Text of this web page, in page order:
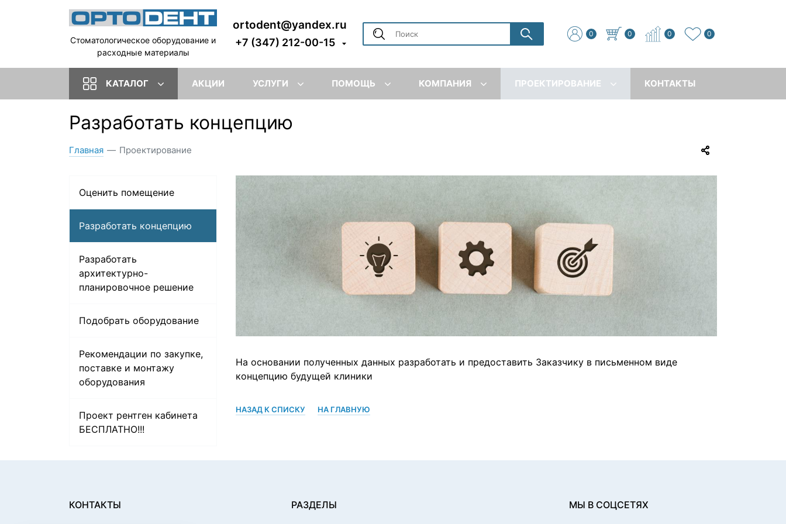
Стоматологическое оборудование и
расходные материалы
ortodent@yandex.ru
+7 (347) 212-00-15
0 0 0 0
КАТАЛОГ АКЦИИ УСЛУГИ ПОМОЩЬ КОМПАНИЯ ПРОЕКТИРОВАНИЕ КОНТАКТЫ
Разработать концепцию
Главная — Проектирование
Оценить помещение
Разработать концепцию
Разработать
архитектурно-
планировочное решение
Подобрать оборудование
Рекомендации по закупке,
поставке и монтажу
оборудования
Проект рентген кабинета
БЕСПЛАТНО!!!
На основании полученных данных разработать и предоставить Заказчику в письменном виде
концепцию будущей клиники
НАЗАД К СПИСКУ НА ГЛАВНУЮ
КОНТАКТЫ РАЗДЕЛЫ МЫ В СОЦСЕТЯХ